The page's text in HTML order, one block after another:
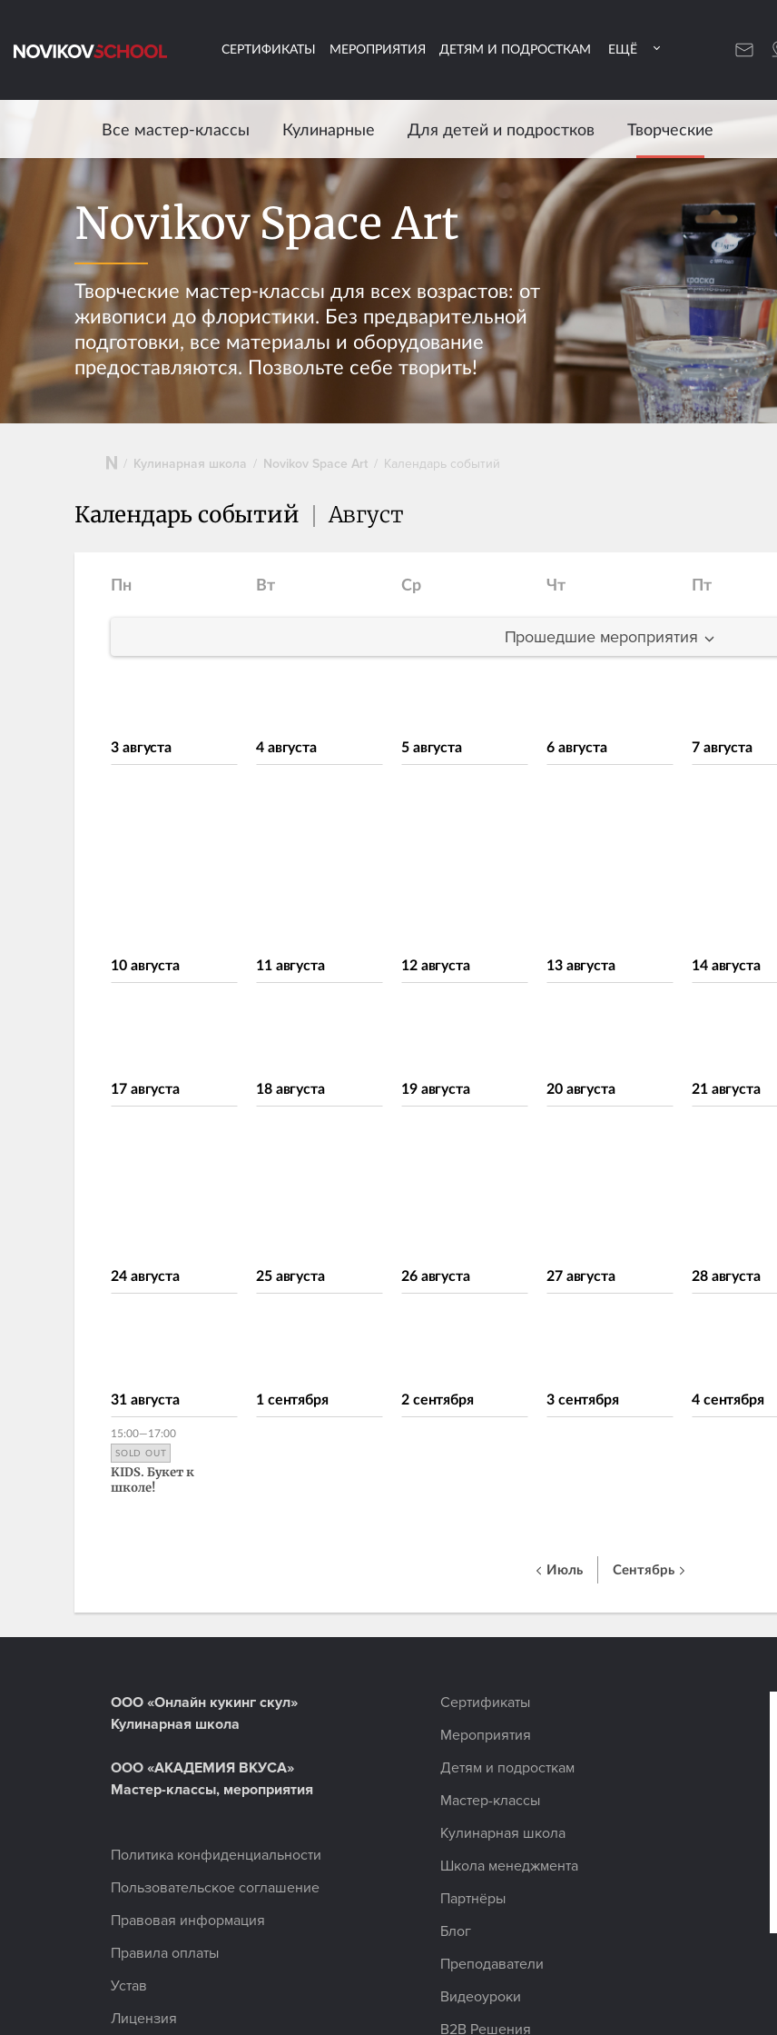
СЕРТИФИКАТЫ МЕРОПРИЯТИЯ ДЕТЯМ И ПОДРОСТКАМ ЕЩЁ
Все мастер-классы Кулинарные Для детей и подростков Творческие
Novikov Space Art
Творческие мастер-классы для всех возрастов: от
живописи до флористики. Без предварительной
подготовки, все материалы и оборудование
предоставляются. Позвольте себе творить!
Кулинарная школа Novikov Space Art Календарь событий
Календарь событий Август
Пн Вт Ср Чт Пт
Прошедшие мероприятия
3 августа 4 августа 5 августа 6 августа 7 августа
10 августа 11 августа 12 августа 13 августа 14 августа
17 августа 18 августа 19 августа 20 августа 21 августа
24 августа 25 августа 26 августа 27 августа 28 августа
31 августа
15:00—17:00
SOLD OUT
KIDS. Букет к
школе!
1 сентября 2 сентября 3 сентября 4 сентября
Июль Сентябрь
ООО «Онлайн кукинг скул»
Кулинарная школа
ООО «АКАДЕМИЯ ВКУСА»
Мастер-классы, мероприятия
Политика конфиденциальности
Пользовательское соглашение
Правовая информация
Правила оплаты
Устав
Лицензия
Сертификаты
Мероприятия
Детям и подросткам
Мастер-классы
Кулинарная школа
Школа менеджмента
Партнёры
Блог
Преподаватели
Видеоуроки
B2B Решения